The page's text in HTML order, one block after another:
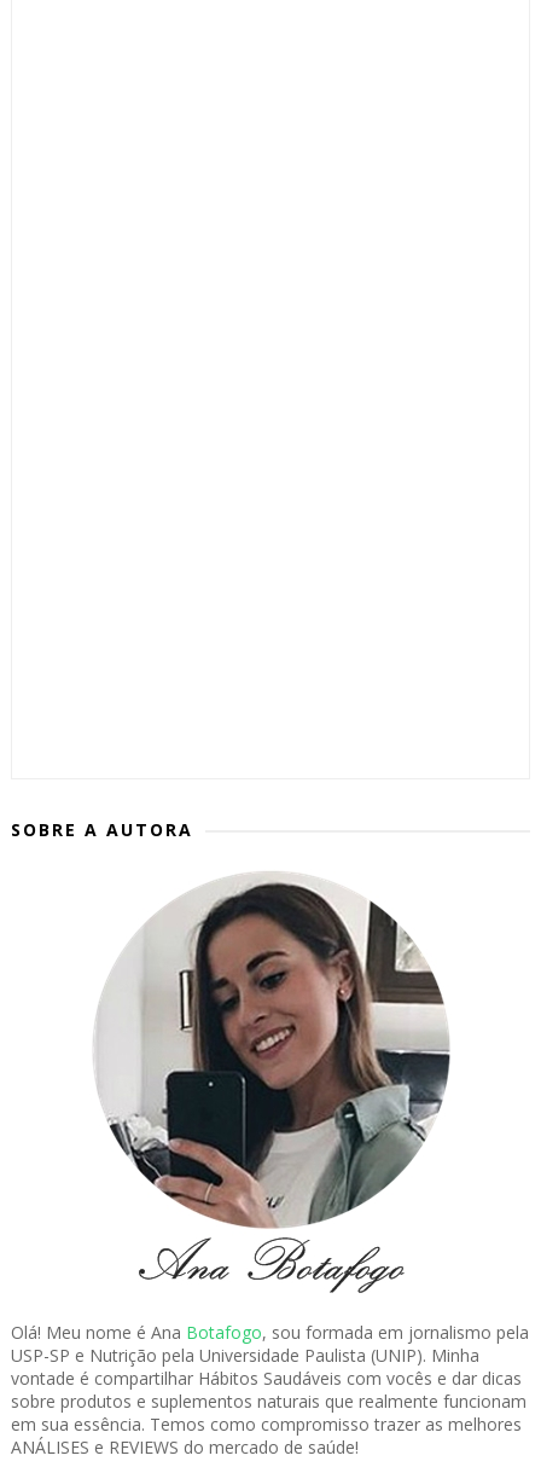
SOBRE A AUTORA
Olá! Meu nome é Ana Botafogo, sou formada em jornalismo pela
USP-SP e Nutrição pela Universidade Paulista (UNIP). Minha
vontade é compartilhar Hábitos Saudáveis com vocês e dar dicas
sobre produtos e suplementos naturais que realmente funcionam
em sua essência. Temos como compromisso trazer as melhores
ANÁLISES e REVIEWS do mercado de saúde!